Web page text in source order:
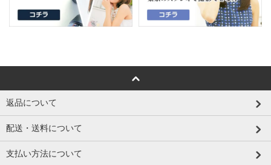
返品について
配送・送料について
支払い方法について